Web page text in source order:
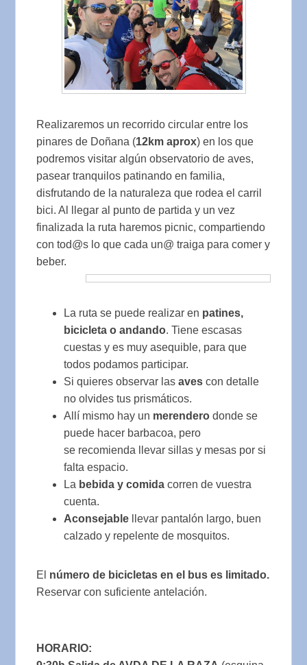
Realizaremos un recorrido circular entre los
pinares de Doñana (12km aprox) en los que
podremos visitar algún observatorio de aves,
pasear tranquilos patinando en familia,
disfrutando de la naturaleza que rodea el carril
bici. Al llegar al punto de partida y un vez
finalizada la ruta haremos picnic, compartiendo
con tod@s lo que cada un@ traiga para comer y
beber.
La ruta se puede realizar en patines,
bicicleta o andando. Tiene escasas
cuestas y es muy asequible, para que
todos podamos participar.
Si quieres observar lasaves con detalle
no olvides tus prismáticos.
Allí mismo hay un merendero donde se
puede hacer barbacoa, pero
se recomienda llevar sillas y mesas por si
falta espacio.
La bebida y comidacorren de vuestra
cuenta.
Aconsejable llevar pantalón largo, buen
calzado y repelente de mosquitos.
El número de bicicletas en el bus es limitado.
Reservar con suficiente antelación.
HORARIO: